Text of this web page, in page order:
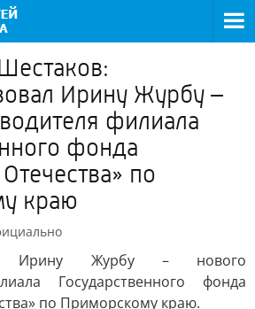
Ирину Журбу –
филиала
фонда
по
краю
Ирину Журбу – нового
Государственного фонда
по Приморскому краю.